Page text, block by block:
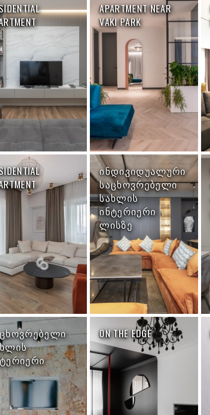
APARTMENT NEAR
VAKI PARK
ᲘᲜᲓᲘᲕᲘᲓᲣᲐᲚᲣᲠᲘ
ᲡᲐᲪᲮᲝᲕᲠᲔᲑᲔᲚᲘ
ᲡᲐᲮᲚᲘᲡ
ᲘᲜᲢᲔᲠᲘᲔᲠᲘ
ᲚᲘᲡᲖᲔ
ON THE EDGE